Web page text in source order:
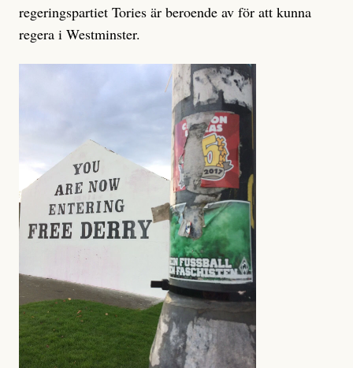
regeringspartiet Tories är beroende av för att kunna
regera i Westminster.